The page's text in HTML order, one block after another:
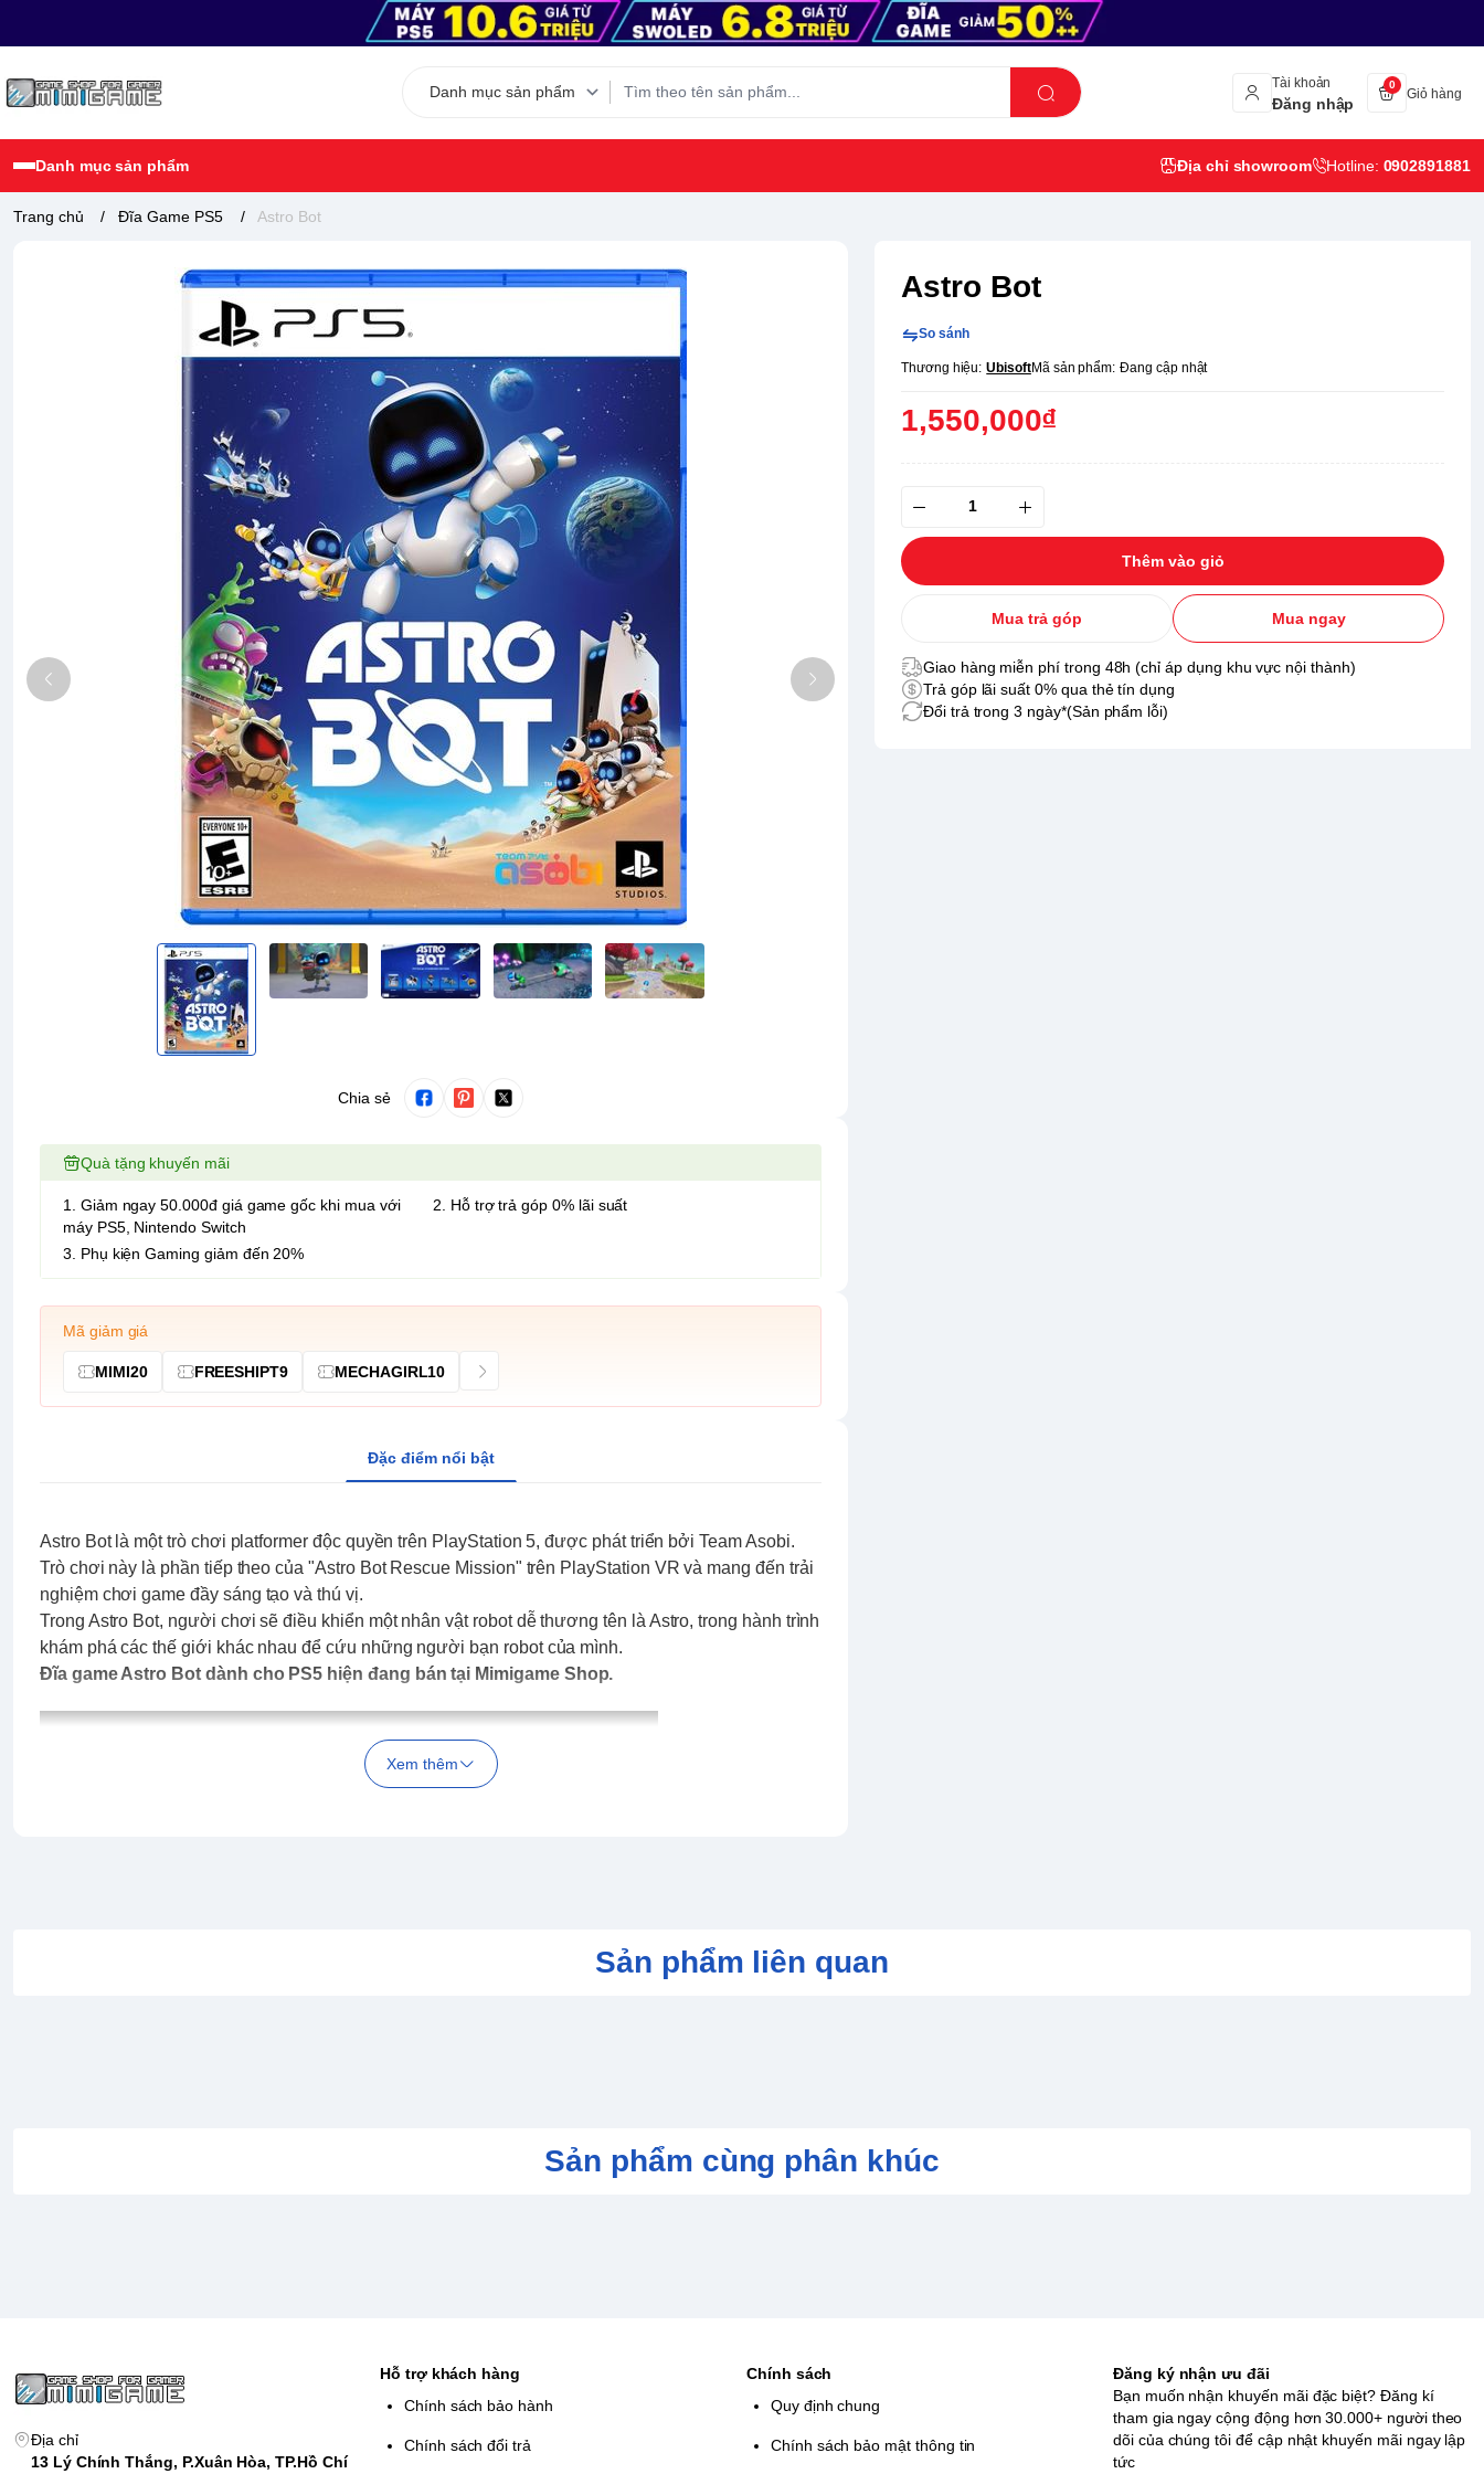
Tài khoản
Đăng nhập
0
Giỏ hàng
Danh mục sản phẩm Địa chỉ showroom Hotline: 0902891881
Trang chủ / Đĩa Game PS5 / Astro Bot
Chia sẻ
Astro Bot
So sánh
Thương hiệu: UbisoftMã sản phẩm: Đang cập nhật
1,550,000₫
Thêm vào giỏ
Mua trả góp Mua ngay
Giao hàng miễn phí trong 48h (chỉ áp dụng khu vực nội thành)
Trả góp lãi suất 0% qua thẻ tín dụng
Đổi trả trong 3 ngày*(Sản phẩm lỗi)
Quà tặng khuyến mãi
1. Giảm ngay 50.000đ giá game gốc khi mua với
máy PS5, Nintendo Switch
2. Hỗ trợ trả góp 0% lãi suất
3. Phụ kiện Gaming giảm đến 20%
Mã giảm giá
MIMI20 FREESHIPT9 MECHAGIRL10
Đặc điểm nổi bật
Astro Bot là một trò chơi platformer độc quyền trên PlayStation 5, được phát triển bởi Team Asobi.
Trò chơi này là phần tiếp theo của "Astro Bot Rescue Mission" trên PlayStation VR và mang đến trải
nghiệm chơi game đầy sáng tạo và thú vị.
Trong Astro Bot, người chơi sẽ điều khiển một nhân vật robot dễ thương tên là Astro, trong hành trình
khám phá các thế giới khác nhau để cứu những người bạn robot của mình.
Đĩa game Astro Bot dành cho PS5 hiện đang bán tại Mimigame Shop.
: Trò chơi sử dụng bộ điều khiển DualSense, cho phép người chơi trải nghiệm
Phát hành bởi: Sony
Số người chơi:
Xem thêm
Sản phẩm liên quan
Sản phẩm cùng phân khúc
Địa chỉ
13 Lý Chính Thắng, P.Xuân Hòa, TP.Hồ Chí
Hỗ trợ khách hàng
Chính sách bảo hành
Chính sách đổi trả
Chính sách
Quy định chung
Chính sách bảo mật thông tin
Đăng ký nhận ưu đãi
Bạn muốn nhận khuyến mãi đặc biệt? Đăng kí
tham gia ngay cộng động hơn 30.000+ người theo
dõi của chúng tôi để cập nhật khuyến mãi ngay lập
tức